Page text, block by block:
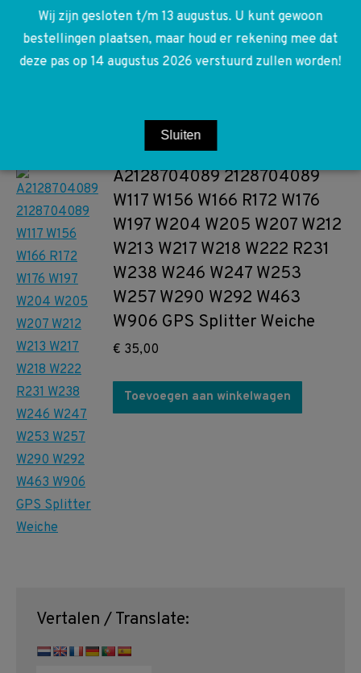
Toevoegen aan winkelwagen
A2128704089 2128704089
W117 W156 W166 R172 W176
W197 W204 W205 W207 W212
W213 W217 W218 W222 R231
W238 W246 W247 W253
W257 W290 W292 W463
W906 GPS Splitter Weiche
€ 35,00
Toevoegen aan winkelwagen
Vertalen / Translate:
Wij zijn gesloten t/m 13 augustus. U kunt gewoon
bestellingen plaatsen, maar houd er rekening mee dat
deze pas op 14 augustus 2026 verstuurd zullen worden!
Sluiten